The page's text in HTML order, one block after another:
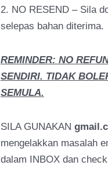
2. NO RESEND – Sila
selepas bahan diterima.
REMINDER: NO
SENDIRI. TIDAK
SEMULA.
SILA GUNAKAN
mengelakkan masalah
dalam INBOX dan